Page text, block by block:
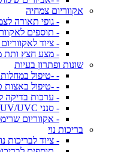
אקווריום צמחיה
- גופי תאורה
- תוספים
- ציוד
- מצע חצץ ותת
שונות ופתרון בעיות
- -טיפול במחלות
- -טיפול באצות
- ערכות בדיקה
- סנני UV/UVC
- אקווריום
בריכות נוי
- ציוד לבריכות